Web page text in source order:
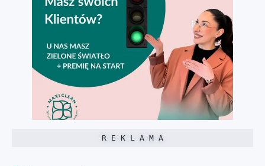
R E K L A M A